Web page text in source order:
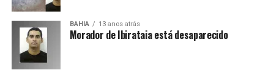
BAHIA 13 anos atrás
Morador de Ibirataia está desaparecido